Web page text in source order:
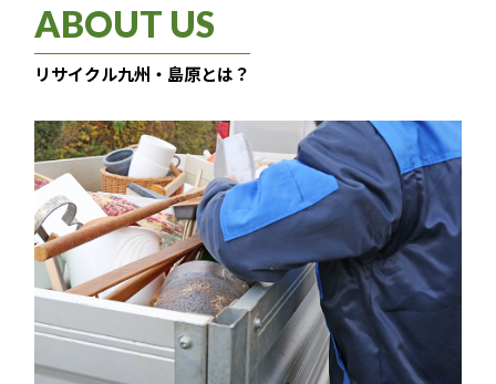
ABOUT US
リサイクル九州・島原とは？